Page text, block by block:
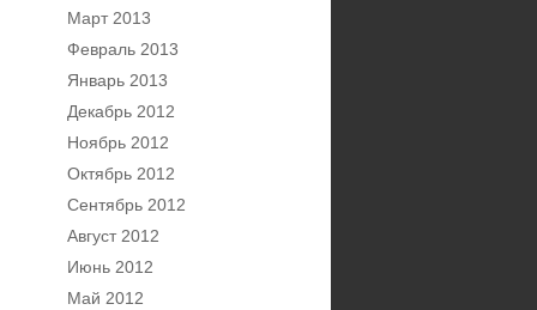
Март 2013
Февраль 2013
Январь 2013
Декабрь 2012
Ноябрь 2012
Октябрь 2012
Сентябрь 2012
Август 2012
Июнь 2012
Май 2012